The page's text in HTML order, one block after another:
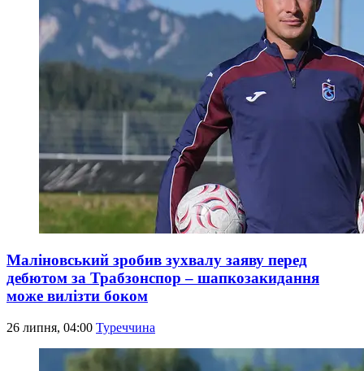
Маліновський зробив зухвалу заяву перед
дебютом за Трабзонспор – шапкозакидання
може вилізти боком
26 липня, 04:00 Туреччина